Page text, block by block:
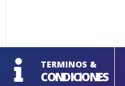
TERMINOS &
CONDICIONES